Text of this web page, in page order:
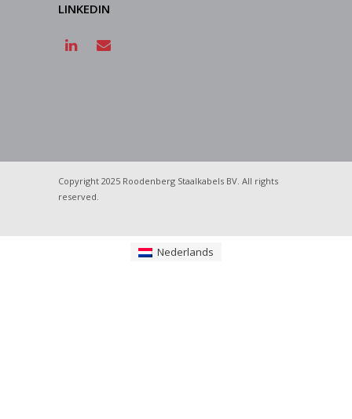
LINKEDIN
Copyright 2025 Roodenberg Staalkabels BV. All rights
reserved.
Nederlands